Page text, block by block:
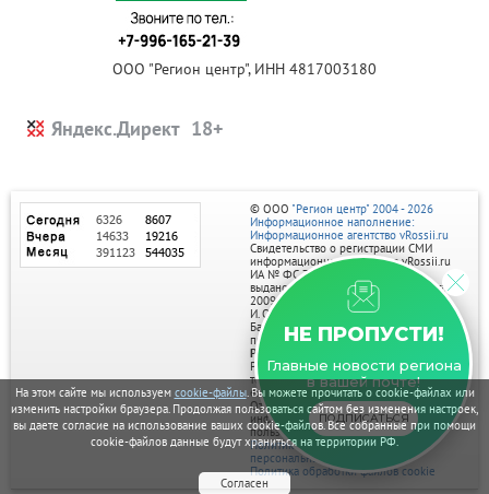
На этом сайте мы используем cookie-файлы. Вы можете прочитать о cookie-файлах или
изменить настройки браузера. Продолжая пользоваться сайтом без изменения настроек,
вы даете согласие на использование ваших cookie-файлов. Все собранные при помощи
cookie-файлов данные будут храниться на территории РФ.
Согласен
ООО "Регион центр", ИНН 4817003180
Яндекс.Директ
НЕ ПРОПУСТИ!
Главные новости региона
в вашей почте!
ПОДПИСАТЬСЯ
© ООО "Регион центр" 2004 - 2026
Информационное наполнение:
Информационное агентство vRossii.ru
Свидетельство о регистрации СМИ
информационного агентства vRossii.ru
ИА № ФС 77‑35502
выдано РОСКОМНАДЗОРом 04 марта
2009г.
И. О. Главного редактора Нарыков А. Н.
Баннеры на портале размещаются на
правах рекламы.
Реклама на портале:
Рекламное агентство "Умный маркетинг"
тел. 7-910-267-70-40,
email: umnyy.marketing@yandex.ru
Отдельные публикации могут содержать
информацию, не предназначенную для
пользователей до 18 лет.
Политика в отношении обработки
персональных данных
Политика обработки файлов cookie